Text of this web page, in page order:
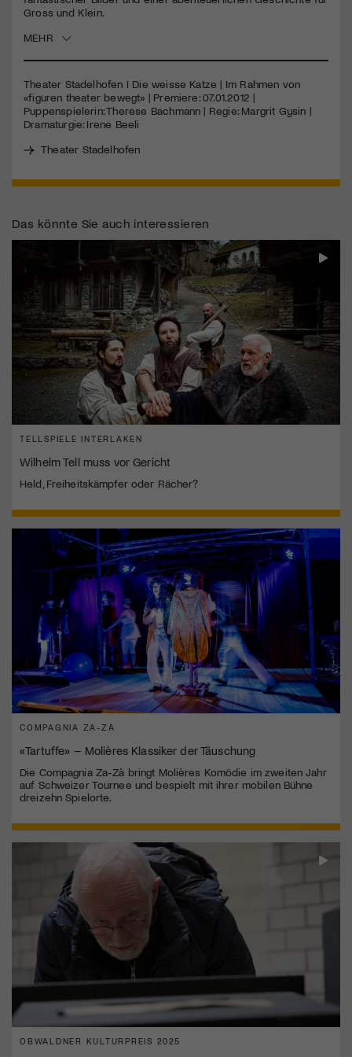
Gross und Klein.
MEHR
Theater Stadelhofen I Die weisse Katze | Im Rahmen von
«figuren theater bewegt» | Premiere: 07.01.2012 |
Puppenspielerin: Therese Bachmann | Regie: Margrit Gysin |
Dramaturgie: Irene Beeli
Theater Stadelhofen
Das könnte Sie auch interessieren
TELLSPIELE INTERLAKEN
Wilhelm Tell muss vor Gericht
Held, Freiheitskämpfer oder Rächer?
COMPAGNIA ZA-ZÀ
«Tartuffe» – Molières Klassiker der Täuschung
Die Compagnia Za-Zà bringt Molières Komödie im zweiten Jahr
auf Schweizer Tournee und bespielt mit ihrer mobilen Bühne
dreizehn Spielorte.
OBWALDNER KULTURPREIS 2025
Jetzt Mitglied werden